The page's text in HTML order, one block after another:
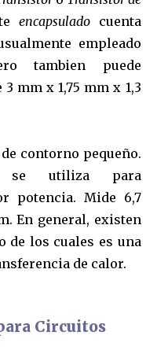
encapsuladocuenta
empleado
tambien puede
mm x 1,75 mm x 1,3
contorno pequeño.
se utiliza para
potencia. Mide 6,7
En general, existen
de los cuales es una
de calor.
Circuitos